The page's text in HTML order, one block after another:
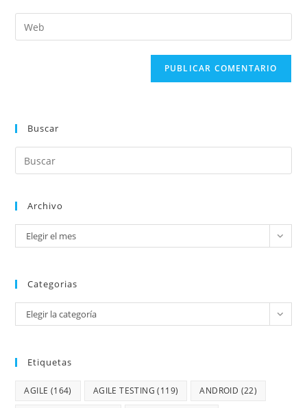
Buscar
Archivo
Elegir el mes
Categorias
Elegir la categoría
Etiquetas
AGILE (164) AGILE TESTING (119) ANDROID (22)